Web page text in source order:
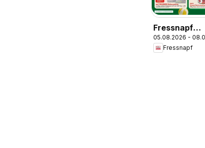
Fressnapf
Angebote
05.08.2026 -
Fressnapf